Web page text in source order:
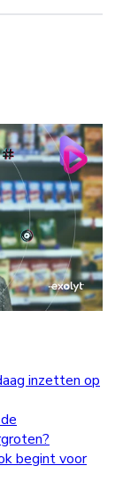
inzetten op
begint voor